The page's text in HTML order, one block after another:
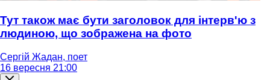
Тут також має бути заголовок для інтерв'ю з
людиною, що зображена на фото
Сергій Жадан, поет
16 вересня 21:00